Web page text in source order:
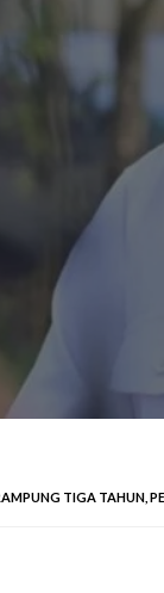
TIGA TAHUN,